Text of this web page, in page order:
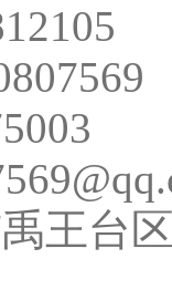
王台